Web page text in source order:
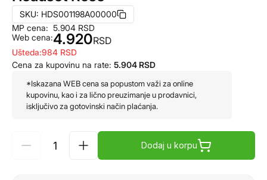
SKU: HDS001198A00000
MP cena:
Web cena:
5.904 RSD
4.920RSD
Ušteda:984 RSD
Cena za kupovinu na rate: 5.904 RSD
*Iskazana WEB cena sa popustom važi za online
kupovinu, kao i za lično preuzimanje u prodavnici,
isključivo za gotovinski način plaćanja.
Dodaj u korpu